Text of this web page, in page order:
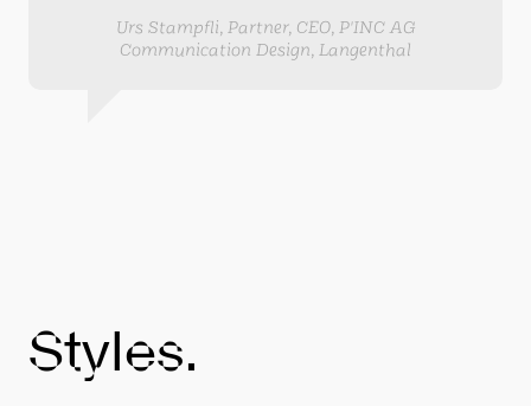
Urs Stampfli, Partner, CEO, P'INC AG
Communication Design, Langenthal
Styles.